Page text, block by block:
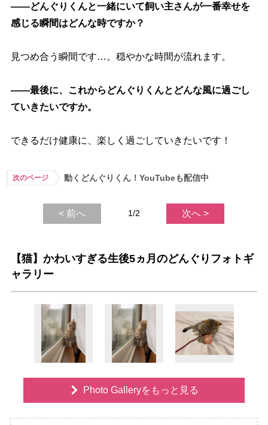
――どんぐりくんと一緒にいて飼い主さんが一番幸せを
感じる瞬間はどんな時ですか？
見つめ合う瞬間です…。穏やかな時間が流れます。
――最後に、これからどんぐりくんとどんな風に過ごし
ていきたいですか。
できるだけ健康に、楽しく過ごしていきたいです！
次のページ 動くどんぐりくん！YouTubeも配信中
< 前へ 1/2 次へ >
【猫】かわいすぎる生後5ヵ月のどんぐりフォトギ
ャラリー
Photo Galleryをもっと見る